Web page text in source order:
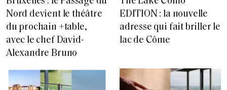
Nord devient le théâtre
du prochain +table,
avec le chef David-
Alexandre Bruno
EDITION : la nouvelle
adresse qui fait briller le
lac de Côme